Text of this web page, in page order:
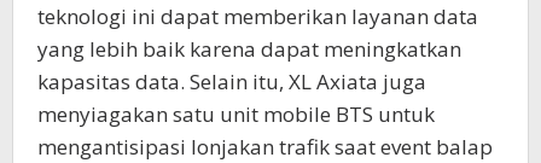
teknologi ini dapat memberikan layanan data
yang lebih baik karena dapat meningkatkan
kapasitas data. Selain itu, XL Axiata juga
menyiagakan satu unit mobile BTS untuk
mengantisipasi lonjakan trafik saat event balap